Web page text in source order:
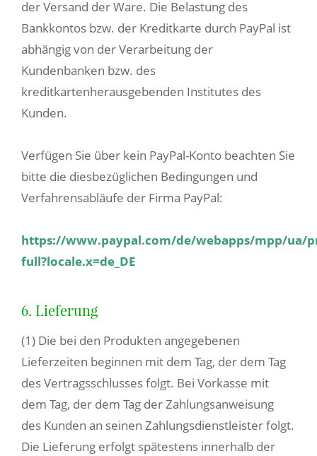
der Versand der Ware. Die Belastung des
Bankkontos bzw. der Kreditkarte durch PayPal ist
abhängig von der Verarbeitung der
Kundenbanken bzw. des
kreditkartenherausgebenden Institutes des
Kunden.
Verfügen Sie über kein PayPal-Konto beachten Sie
bitte die diesbezüglichen Bedingungen und
Verfahrensabläufe der Firma PayPal:
https://www.paypal.com/de/webapps/mpp/ua/
full?locale.x=de_DE
6. Lieferung
(1) Die bei den Produkten angegebenen
Lieferzeiten beginnen mit dem Tag, der dem Tag
des Vertragsschlusses folgt. Bei Vorkasse mit
dem Tag, der dem Tag der Zahlungsanweisung
des Kunden an seinen Zahlungsdienstleister folgt.
Die Lieferung erfolgt spätestens innerhalb der